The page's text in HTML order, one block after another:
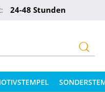
24-48 Stunden